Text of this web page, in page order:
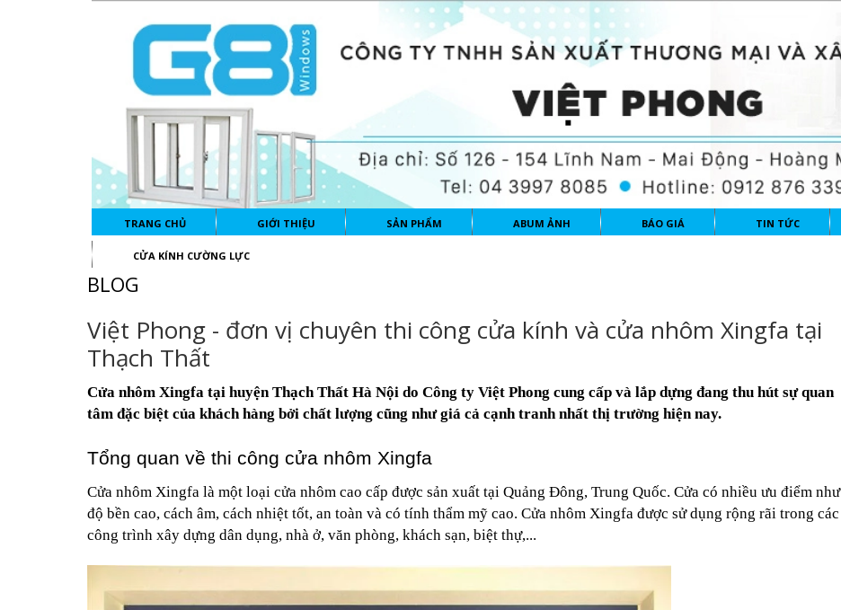
TRANG CHỦ GIỚI THIỆU SẢN PHẨM ABUM ẢNH BÁO GIÁ TIN TỨC
CỬA KÍNH CƯỜNG LỰC
BLOG
Việt Phong - đơn vị chuyên thi công cửa kính và cửa nhôm Xingfa tại
Thạch Thất
Cửa nhôm Xingfa tại huyện Thạch Thất Hà Nội do Công ty Việt Phong cung cấp và lắp dựng đang thu hút sự quan
tâm đặc biệt của khách hàng bởi chất lượng cũng như giá cả cạnh tranh nhất thị trường hiện nay.
Tổng quan về thi công cửa nhôm Xingfa
Cửa nhôm Xingfa là một loại cửa nhôm cao cấp được sản xuất tại Quảng Đông, Trung Quốc. Cửa có nhiều ưu điểm như
độ bền cao, cách âm, cách nhiệt tốt, an toàn và có tính thẩm mỹ cao. Cửa nhôm Xingfa được sử dụng rộng rãi trong các
công trình xây dựng dân dụng, nhà ở, văn phòng, khách sạn, biệt thự,...